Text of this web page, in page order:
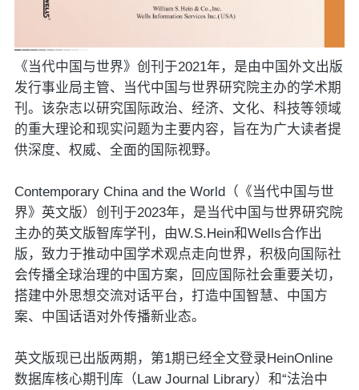
《当代中国与世界》创刊于2021年，是由中国外文出版
发行事业局主管、当代中国与世界研究院主办的学术期
刊。该杂志以研究国际政治、经济、文化、科技等领域
的重大理论和现实问题为主要内容，旨在为广大读者提
供深度、权威、全面的国际视野。
Contemporary China and the World（《当代中国与世
界》英文版）创刊于2023年，是当代中国与世界研究院
主办的英文版智库学刊，由W.S.Hein和Wells合作出
版，致力于推动中国学术观点走向世界，积极向国际社
会传播全球治理的中国方案，回应国际社会重要关切，
搭建中外思想交流对话平台，打造中国智慧、中国方
案、中国话语对外传播新业态。
英文版现已出版两期，第1期已经全文登录HeinOnline
数据库核心期刊库（Law Journal Library）和“法治中